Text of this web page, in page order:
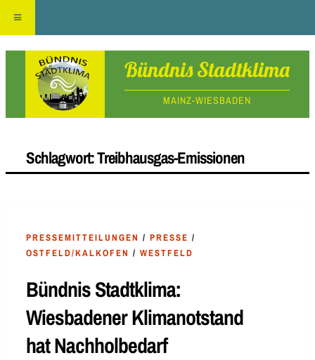
Bündnis Stadtklima
MAINZ-WIESBADEN
Schlagwort:Treibhausgas-Emissionen
PRESSEMITTEILUNGEN / PRESSE /
OSTFELD/KALKOFEN / WESTFELD
Bündnis Stadtklima:
Wiesbadener Klimanotstand
hat Nachholbedarf